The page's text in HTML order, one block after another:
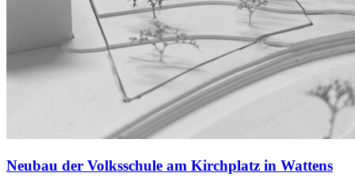
Neubau der Volksschule am Kirchplatz in Wattens